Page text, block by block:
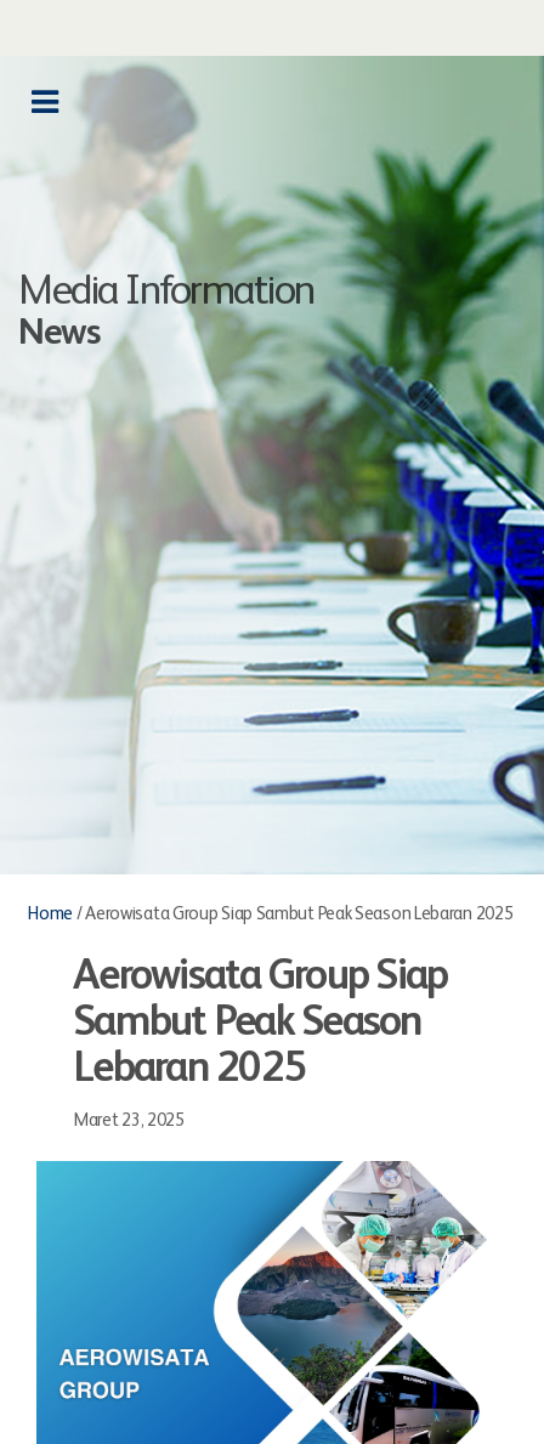
Media Information
News
Home /Aerowisata Group Siap Sambut Peak Season Lebaran 2025
Aerowisata Group Siap
Sambut Peak Season
Lebaran 2025
Maret 23, 2025